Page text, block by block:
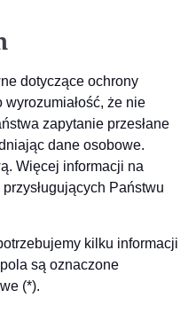
dotyczące ochrony
że nie
zapytanie przesłane
dane osobowe.
Więcej informacji na
Państwu
kilku informacji
są oznaczone
(*).